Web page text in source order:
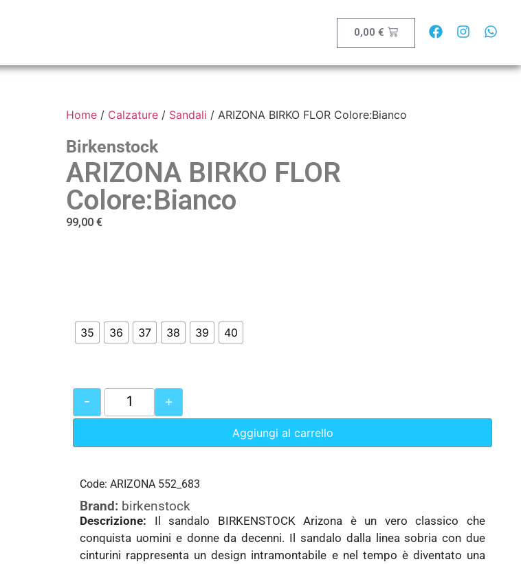
0,00€
Home / Calzature / Sandali / ARIZONA BIRKO FLOR Colore:Bianco
Birkenstock
ARIZONA BIRKO FLOR
Colore:Bianco
99,00 €
35 36 37 38 39 40
- +
Aggiungi al carrello
Code: ARIZONA 552_683
Brand: birkenstock
Descrizione: Il sandalo BIRKENSTOCK Arizona è un vero classico che
conquista uomini e donne da decenni. Il sandalo dalla linea sobria con due
cinturini rappresenta un design intramontabile e nel tempo è diventato una